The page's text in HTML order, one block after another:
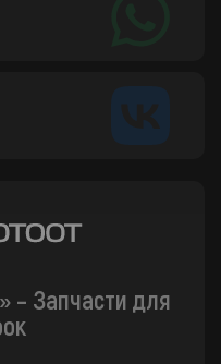
– Запчасти для